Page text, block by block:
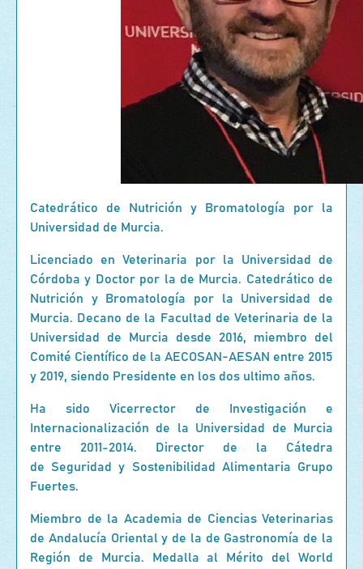
Catedrático de Nutrición y Bromatología por la
Universidad de Murcia.
Licenciado en Veterinaria por la Universidad de
Córdoba y Doctor por la de Murcia. Catedrático de
Nutrición y Bromatología por la Universidad de
Murcia. Decano de la Facultad de Veterinaria de la
Universidad de Murcia desde 2016, miembro del
Comité Científico de la AECOSAN-AESAN entre 2015
y 2019, siendo Presidente en los dos ultimo años.
Ha sido Vicerrector de Investigación e
Internacionalización de la Universidad de Murcia
entre 2011-2014. Director de la Cátedra
de Seguridad y Sostenibilidad Alimentaria Grupo
Fuertes.
Miembro de la Academia de Ciencias Veterinarias
de Andalucía Oriental y de la de Gastronomía de la
Región de Murcia. Medalla al Mérito del World